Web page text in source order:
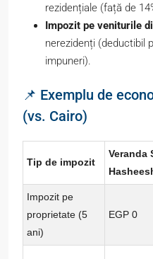
rezidențiale (față de
Impozit pe veniturile
nerezidenți (deductibil
impuneri).
📌 Exemplu de
(vs. Cairo)
Tip de impozit
Veranda
Impozit pe
proprietate (5
ani)
EGP 0